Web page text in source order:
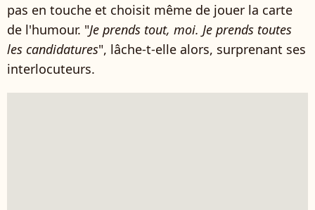
pas en touche et choisit même de jouer la carte
de l'humour. "Je prends tout, moi. Je prends toutes
les candidatures", lâche-t-elle alors, surprenant ses
interlocuteurs.